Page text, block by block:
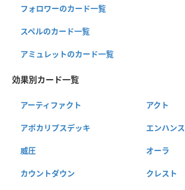
フォロワーのカード一覧
スペルのカード一覧
アミュレットのカード一覧
効果別カード一覧
アーティファクト アクト
アポカリプスデッキ エンハンス
威圧 オーラ
カウントダウン クレスト